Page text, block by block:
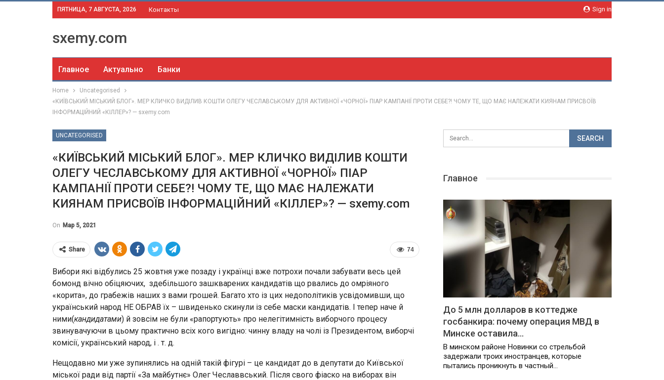
Sign in
ПЯТНИЦА, 7 АВГУСТА, 2026 Контакты
sxemy.com
Главное Актуально Банки
Home
Uncategorised
«КИЇВСЬКИЙ МІСЬКИЙ БЛОГ». МЕР КЛИЧКО ВИДІЛИВ КОШТИ ОЛЕГУ ЧЕСЛАВСЬКОМУ ДЛЯ АКТИВНОЇ «ЧОРНОЇ» ПІАР КАМПАНІЇ ПРОТИ СЕБЕ?! ЧОМУ ТЕ, ЩО МАЄ НАЛЕЖАТИ КИЯНАМ ПРИСВОЇВ
ІНФОРМАЦІЙНИЙ «КІЛЛЕР»? — sxemy.com
UNCATEGORISED
«КИЇВСЬКИЙ МІСЬКИЙ БЛОГ». МЕР КЛИЧКО ВИДІЛИВ КОШТИ
ОЛЕГУ ЧЕСЛАВСЬКОМУ ДЛЯ АКТИВНОЇ «ЧОРНОЇ» ПІАР
КАМПАНІЇ ПРОТИ СЕБЕ?! ЧОМУ ТЕ, ЩО МАЄ НАЛЕЖАТИ
КИЯНАМ ПРИСВОЇВ ІНФОРМАЦІЙНИЙ «КІЛЛЕР»? — sxemy.com
On Мар 5, 2021
74
Share
Вибори які відбулись 25 жовтня уже позаду і українці вже потрохи почали забувати весь цей
бомонд вічно обіцяючих, здебільшого зашкварених кандидатів що рвались до омріяного
«корита», до грабежів наших з вами грошей. Багато хто із цих недополітиків усвідомивши, що
український народ НЕ ОБРАВ їх – швиденько скинули із себе маски кандидатів. І тепер наче й
ними(кандидатами) й зовсім не були «рапортують» про нелегітимність виборчого процесу
звинувачуючи в цьому практично всіх кого вигідно: чинну владу на чолі із Президентом, виборчі
комісії, український народ, і . т. д.
Нещодавно ми уже зупинялись на одній такій фігурі – це кандидат до в депутати до Київської
міської ради від партії «За майбутнє» Олег Чеславвський. Після свого фіаско на виборах він
Главное
До 5 млн долларов в коттедже
госбанкира: почему операция МВД в
Минске оставила…
В минском районе Новинки со стрельбой
задержали троих иностранцев, которые
пытались проникнуть в частный…